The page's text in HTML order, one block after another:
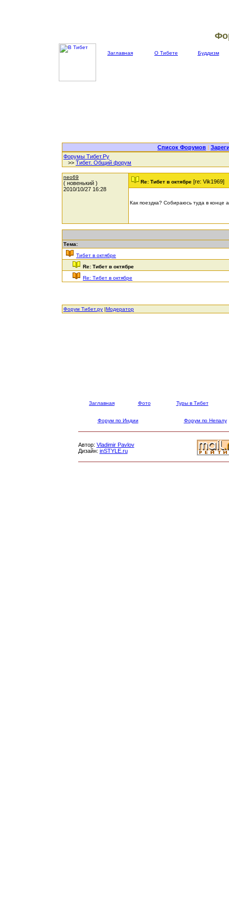
Заглавная О Тибете Буддизм
Список Форумов |
Форумы Тибет.Ру
>> Тибет. Общий форум
neo69
( новенький )
2010/10/27 16:28
Re: Тибет в октябре [re: Vik1969]
Как поездка? Собираюсь туда в конце
Тема:
Тибет в октябре
Re: Тибет в октябре
Re: Тибет в октябре
Форум Тибет.ру |Модератор
Заглавная Фото Туры в Тибет
Форум по Индии Форум по Непалу
Автор: Vladimir Pavlov
Дизайн: inSTYLE.ru